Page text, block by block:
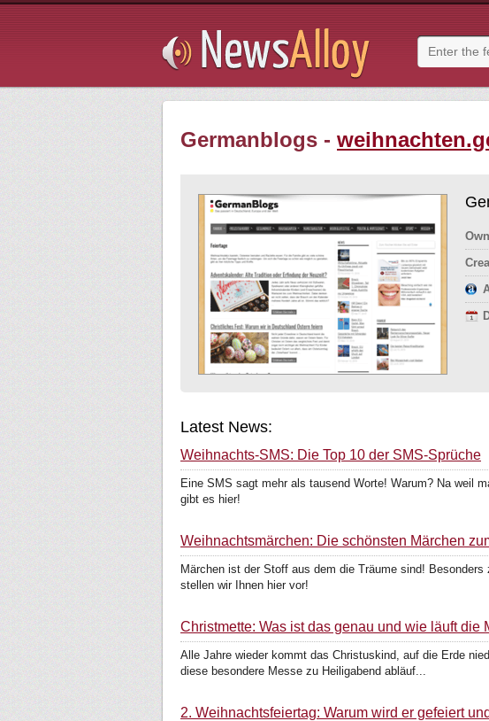
Germanblogs -
Latest News:
Weihnachts-SMS: Die Top 10 der SMS-Sprüche
Eine SMS sagt mehr als tausend Worte! Warum? Na weil
gibt es hier!
Weihnachtsmärchen: Die schönsten Märchen
Märchen ist der Stoff aus dem die Träume sind!
stellen wir Ihnen hier vor!
Christmette: Was ist das genau und wie läuft die
Alle Jahre wieder kommt das Christuskind, auf die Erde
diese besondere Messe zu Heiligabend abläuf...
2. Weihnachtsfeiertag: Warum wird er gefeiert